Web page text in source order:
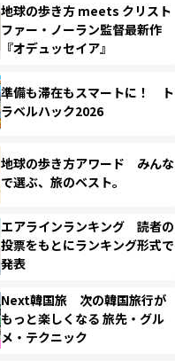
地球の歩き方 meets クリスト
ファー・ノーラン監督最新作
『オデュッセイア』
準備も滞在もスマートに！ ト
ラベルハック2026
地球の歩き方アワード みんな
で選ぶ、旅のベスト。
エアラインランキング 読者の
投票をもとにランキング形式で
発表
Next韓国旅 次の韓国旅行が
もっと楽しくなる 旅先・グル
メ・テクニック